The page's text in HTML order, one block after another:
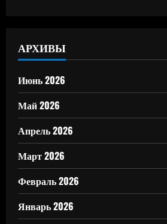
АРХИВЫ
Июнь 2026
Май 2026
Апрель 2026
Март 2026
Февраль 2026
Январь 2026